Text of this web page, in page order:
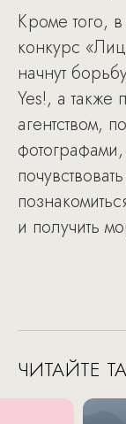
Кроме того,
конкурс
начнут
Yes!, а также
агентством,
и получить
ЧИТАЙТЕ